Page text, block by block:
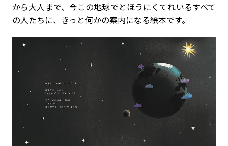
から大人まで、今この地球でとほうにくてれいるすべて
の人たちに、きっと何かの案内になる絵本です。